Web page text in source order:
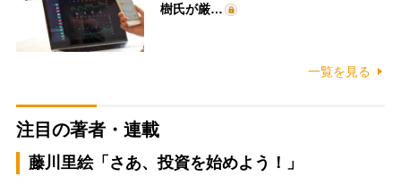
樹氏が厳…
一覧を見る
注目の著者・連載
藤川里絵「さあ、投資を始めよう！」